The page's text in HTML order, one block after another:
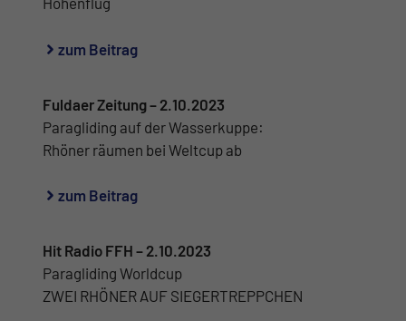
zum Beitrag
Fuldaer Zeitung – 2.10.2023
Paragliding auf der Wasserkuppe:
Rhöner räumen bei Weltcup ab
zum Beitrag
Hit Radio FFH – 2.10.2023
Paragliding Worldcup
ZWEI RHÖNER AUF SIEGERTREPPCHEN